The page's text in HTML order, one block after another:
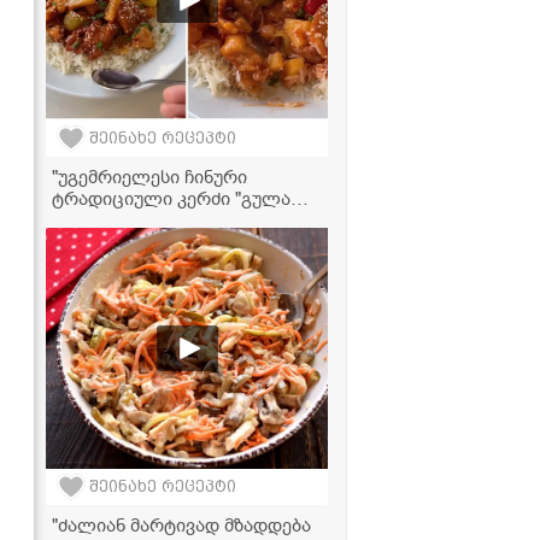
შეინახე რეცეპტი
"უგემრიელესი ჩინური
ტრადიციული კერძი "გულაო",
მზადდება" - ქათამი ბრინჯთან
ერთად ტკბილ-ცხარე სოუსში
შეინახე რეცეპტი
"ძალიან მარტივად მზადდება